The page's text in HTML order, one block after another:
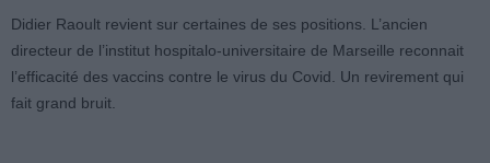
Didier Raoult revient sur certaines de ses positions. L’ancien
directeur de l’institut hospitalo-universitaire de Marseille reconnait
l’efficacité des vaccins contre le virus du Covid. Un revirement qui
fait grand bruit.